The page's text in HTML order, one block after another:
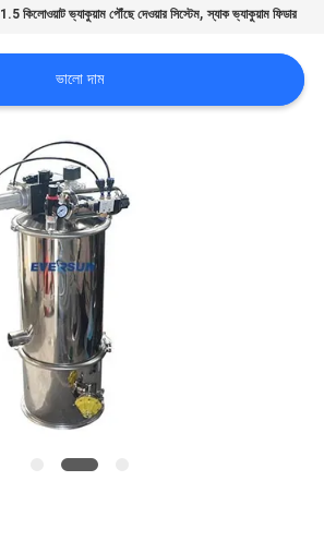
1.5 কিলোওয়াট ভ্যাকুয়াম পৌঁছে দেওয়ার সিস্টেম,স্যাক ভ্যাকুয়াম ফিডার
ভালো দাম